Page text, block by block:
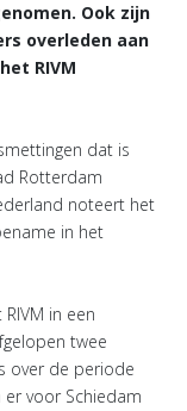
Ook zijn
overleden aan
RIVM
dat is
Rotterdam
noteert het
in het
in een
twee
over de periode
voor Schiedam